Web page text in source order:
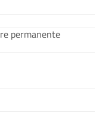
permanente